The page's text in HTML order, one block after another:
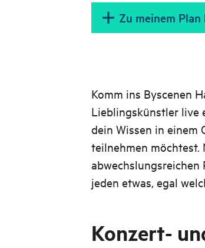
Zu meinem
Komm ins Byscenen
Lieblingskünstler live
dein Wissen in einem
teilnehmen
abwechslungsreichen
jeden etwas, egal
Konzert-